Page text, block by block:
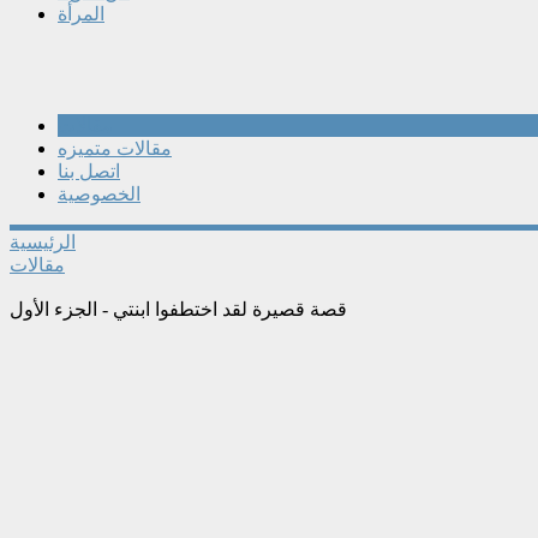
المرأة
مقالات متميزه
اتصل بنا
الخصوصية
الرئيسية
مقالات
قصة قصيرة لقد اختطفوا ابنتي - الجزء الأول